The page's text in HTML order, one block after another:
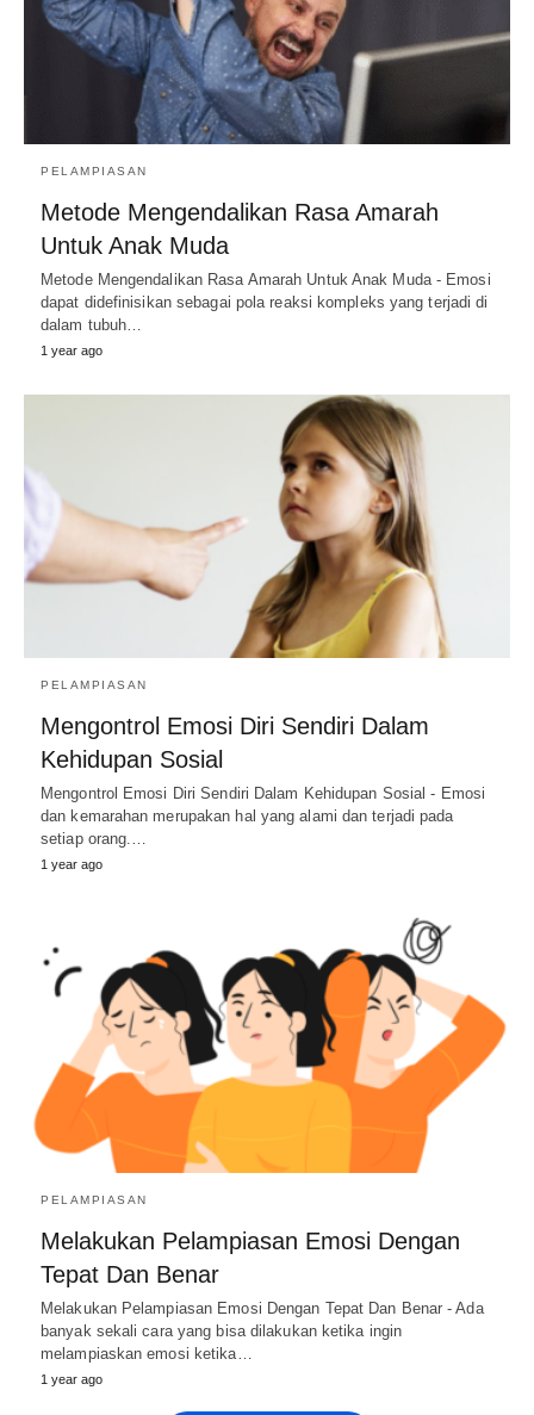
PELAMPIASAN
Metode Mengendalikan Rasa Amarah
Untuk Anak Muda
Metode Mengendalikan Rasa Amarah Untuk Anak Muda - Emosi
dapat didefinisikan sebagai pola reaksi kompleks yang terjadi di
dalam tubuh…
1 year ago
PELAMPIASAN
Mengontrol Emosi Diri Sendiri Dalam
Kehidupan Sosial
Mengontrol Emosi Diri Sendiri Dalam Kehidupan Sosial - Emosi
dan kemarahan merupakan hal yang alami dan terjadi pada
setiap orang.…
1 year ago
PELAMPIASAN
Melakukan Pelampiasan Emosi Dengan
Tepat Dan Benar
Melakukan Pelampiasan Emosi Dengan Tepat Dan Benar - Ada
banyak sekali cara yang bisa dilakukan ketika ingin
melampiaskan emosi ketika…
1 year ago